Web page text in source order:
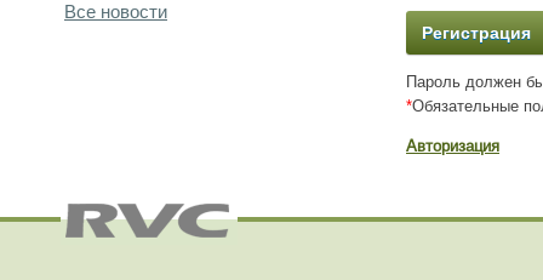
Пароль должен
*Обязательные
Авторизация
Все новости